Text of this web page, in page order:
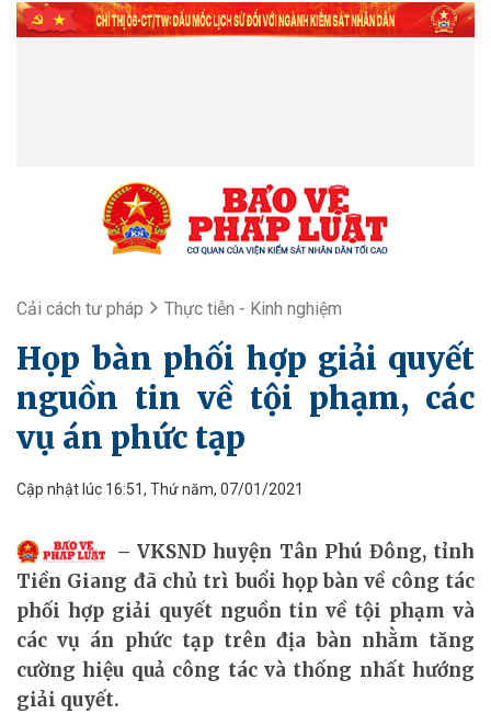
Cải cách tư pháp Thực tiễn - Kinh nghiệm
Họp bàn phối hợp giải quyết
nguồn tin về tội phạm, các
vụ án phức tạp
Cập nhật lúc 16:51, Thứ năm, 07/01/2021
VKSND huyện Tân Phú Đông, tỉnh
Tiền Giang đã chủ trì buổi họp bàn về công tác
phối hợp giải quyết nguồn tin về tội phạm và
các vụ án phức tạp trên địa bàn nhằm tăng
cường hiệu quả công tác và thống nhất hướng
giải quyết.